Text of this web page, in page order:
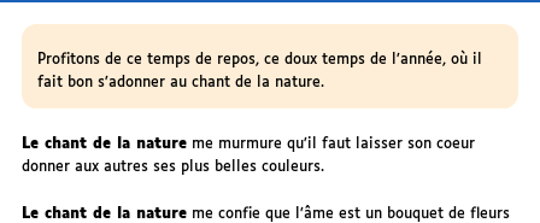
Profitons de ce temps de repos, ce doux temps de l’année, où il
fait bon s’adonner au chant de la nature.
Le chant de la nature me murmure qu’il faut laisser son coeur
donner aux autres ses plus belles couleurs.
Le chant de la nature me confie que l’âme est un bouquet de fleurs